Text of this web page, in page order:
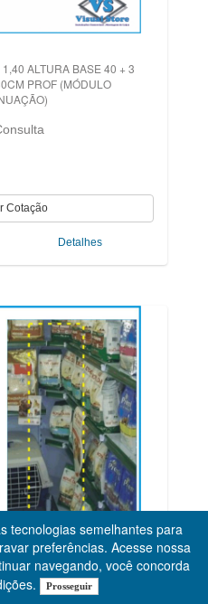
tecnologias semelhantes para
preferências. Acesse nossa
navegando, você concorda
Prosseguir
ALTURA BASE 40 + 3
PROF (MÓDULO
Detalhes